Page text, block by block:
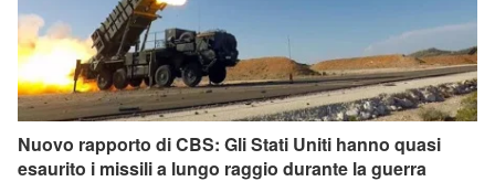
Nuovo rapporto di CBS: Gli Stati Uniti hanno quasi
esaurito i missili a lungo raggio durante la guerra